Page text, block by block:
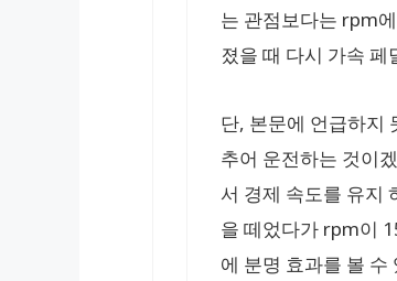
는 관점보다는 rpm
졌을 때 다시 가속
단, 본문에 언급하지
추어 운전하는 것이
서 경제 속도를 유지
을 떼었다가 rpm이
에 분명 효과를 볼 수